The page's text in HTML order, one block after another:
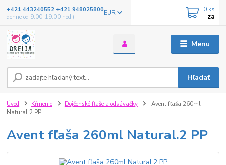
Menu
EUR
Hľadať
+421 443240552 +421 948025800
denne od 9:00-19:00 hod.)
0 ks
za
Úvod Kŕmenie Dojčenské fľaše a odsávačky
Avent fľaša 260ml
Natural.2 PP
Avent fľaša 260ml Natural.2 PP